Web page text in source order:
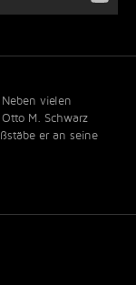
vielen
M. Schwarz
er an seine